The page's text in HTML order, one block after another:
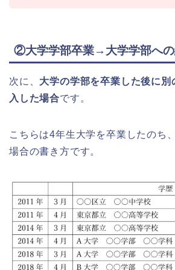
②大学学部卒業→大学学部への
次に、 大学の学部を卒業した後に別
入した場合です。
こちらは4年生大学を卒業したのち、
場合の書き方です。